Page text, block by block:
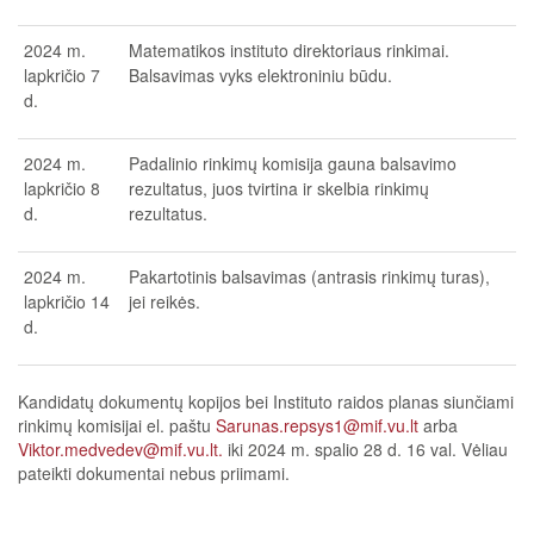
2024 m.
lapkričio 7
d.
Matematikos instituto direktoriaus rinkimai.
Balsavimas vyks elektroniniu būdu.
2024 m.
lapkričio 8
d.
Padalinio rinkimų komisija gauna balsavimo
rezultatus, juos tvirtina ir skelbia rinkimų
rezultatus.
2024 m.
lapkričio 14
d.
Pakartotinis balsavimas (antrasis rinkimų turas),
jei reikės.
Kandidatų dokumentų kopijos bei Instituto raidos planas siunčiami
rinkimų komisijai el. paštu Sarunas.repsys1@mif.vu.lt arba
Viktor.medvedev@mif.vu.lt. iki 2024 m. spalio 28 d. 16 val. Vėliau
pateikti dokumentai nebus priimami.